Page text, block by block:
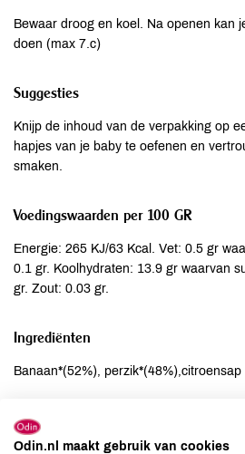
Bewaar droog en koel. Na openen kan
doen (max 7.c)
Suggesties
Knijp de inhoud van de verpakking op
hapjes van je baby te oefenen en
smaken.
Voedingswaarden per 100 GR
Energie: 265 KJ/63 Kcal. Vet: 0.5 gr
0.1 gr. Koolhydraten: 13.9 gr waarvan
gr. Zout: 0.03 gr.
Ingrediënten
Banaan*(52%),
Allergenen
Odin.nl maakt gebruik van cookies